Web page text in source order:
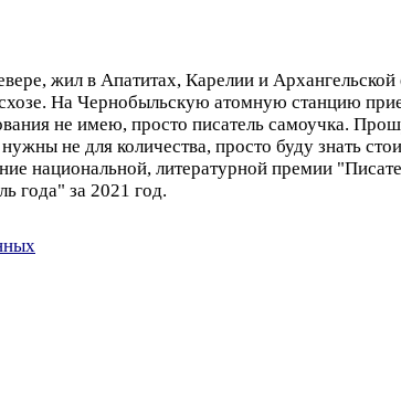
жил в Апатитах, Карелии и Архангельской
На Чернобыльскую атомную станцию
не имею, просто писатель самоучка.
не для количества, просто буду знать
национальной, литературной премии
года" за 2021 год.